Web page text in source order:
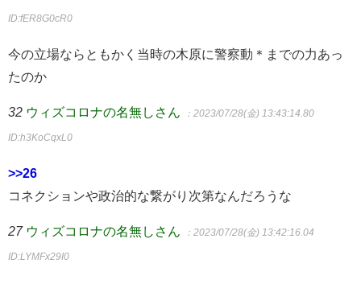
ID:fER8G0cR0
今の立場ならともかく当時の木原に警察動＊までの力あっ
たのか
32 ウィズコロナの名無しさん ：2023/07/28(金) 13:43:14.80
ID:h3KoCqxL0
>>26
コネクションや政治的な繋がり次第なんだろうな
27 ウィズコロナの名無しさん ：2023/07/28(金) 13:42:16.04
ID:LYMFx29I0